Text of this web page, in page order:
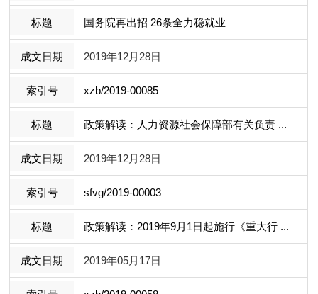
国务院再出招 26条全力稳就业
2019年12月28日
xzb/2019-00085
政策解读：人力资源社会保障部有关负责 ...
2019年12月28日
sfvg/2019-00003
政策解读：2019年9月1日起施行《重大行 ...
2019年05月17日